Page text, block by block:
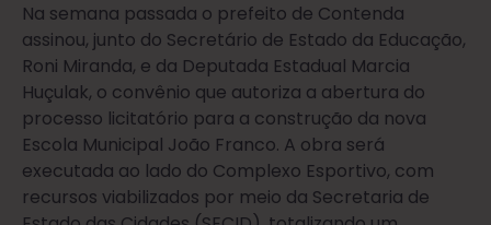
Na semana passada o prefeito de Contenda
assinou, junto do Secretário de Estado da Educação,
Roni Miranda, e da Deputada Estadual Marcia
Huçulak, o convênio que autoriza a abertura do
processo licitatório para a construção da nova
Escola Municipal João Franco. A obra será
executada ao lado do Complexo Esportivo, com
recursos viabilizados por meio da Secretaria de